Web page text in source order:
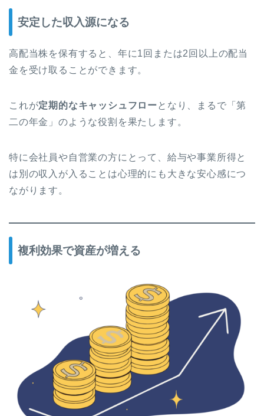
安定した収入源になる
高配当株を保有すると、年に1回または2回以上の配当
金を受け取ることができます。
これが定期的なキャッシュフロー となり、まるで「第
二の年金」のような役割を果たします。
特に会社員や自営業の方にとって、給与や事業所得と
は別の収入が入ることは心理的にも大きな安心感につ
ながります。
複利効果で資産が増える